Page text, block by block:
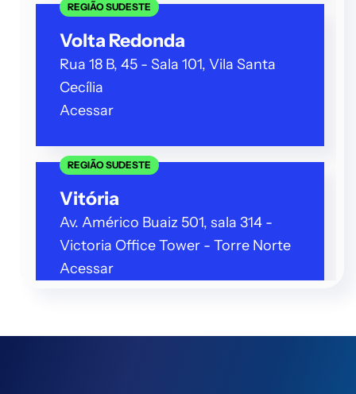
Volta Redonda
REGIÃO SUDESTE
Rua 18 B, 45 - Sala 101, Vila Santa
Cecília
Acessar
Vitória
REGIÃO SUDESTE
Av. Américo Buaiz 501, sala 314 -
Victoria Office Tower - Torre Norte
Acessar